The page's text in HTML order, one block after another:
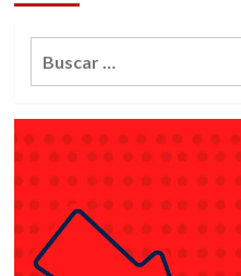
2018”